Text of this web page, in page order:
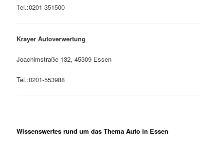
Tel.:0201-351500
Krayer Autoverwertung
Joachimstraße 132, 45309 Essen
Tel.:0201-553988
Wissenswertes rund um das Thema Auto in Essen